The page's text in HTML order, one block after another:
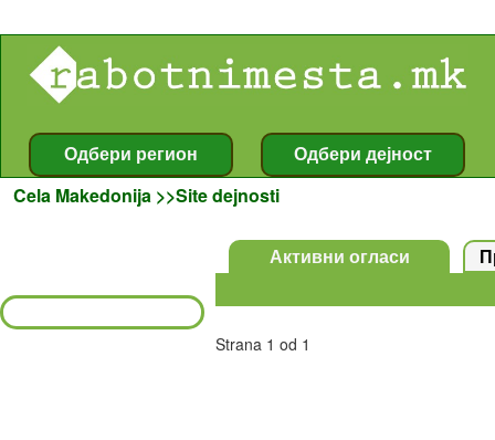
Cela Makedonija >>Site dejnosti
Strana 1 od 1